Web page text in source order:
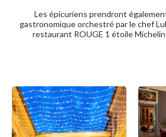
Les épicuriens prendront
gastronomique orchestré par le chef
restaurant ROUGE 1 étoile